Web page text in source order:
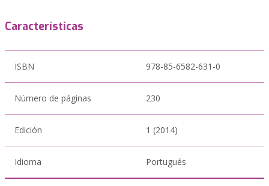
Características
ISBN 978-85-6582-631-0
Número de páginas 230
Edición 1 (2014)
Idioma Portugués